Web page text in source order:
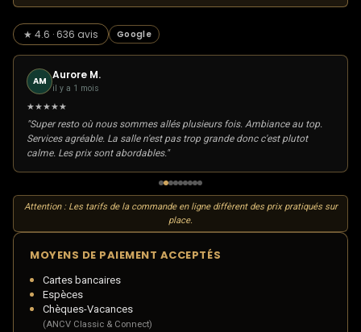
★ 4.6 · 636 avis Google
AM Aurore M.
il y a 1 mois
★★★★★
"Super resto où nous sommes allés plusieurs fois. Ambiance au top.
Services agréable. La salle n'est pas trop grande donc c'est plutot
calme. Les prix sont abordables."
Attention : Les tarifs de la commande en ligne diffèrent des prix pratiqués sur
place.
MOYENS DE PAIEMENT ACCEPTÉS
Cartes bancaires
Espèces
Chèques-Vacances
(ANCV Classic & Connect)